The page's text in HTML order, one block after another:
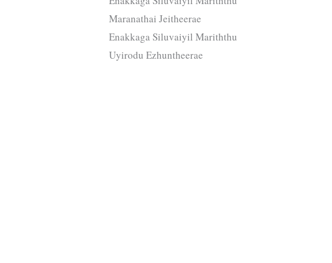
Maranathai Jeitheerae
Enakkaga Siluvaiyil Mariththu
Uyirodu Ezhuntheerae